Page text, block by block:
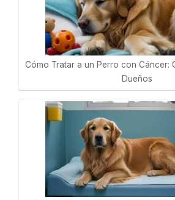
Cómo Tratar a un Perro con Cáncer:
Dueños